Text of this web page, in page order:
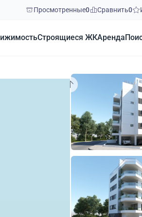
Просмотренные0 Сравнить0
Строящиеся ЖКАренда